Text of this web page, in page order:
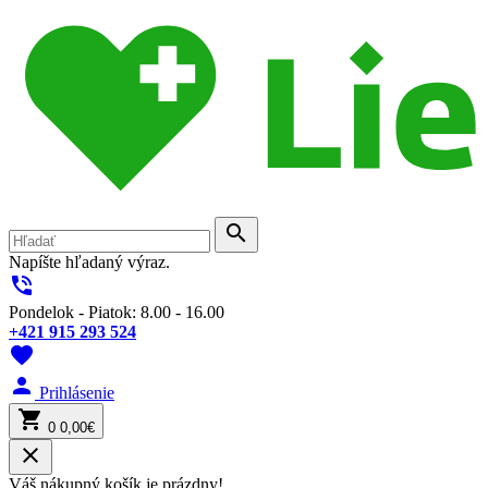
search
Napíšte hľadaný výraz.
phone_in_talk
Pondelok - Piatok: 8.00 - 16.00
+421 915 293 524
favorite
person Prihlásenie
shopping_cart 0 0,00€
close
Váš nákupný košík je prázdny!